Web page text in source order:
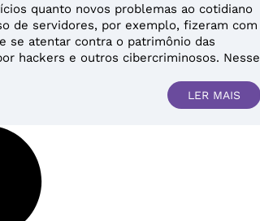
quanto novos problemas ao cotidiano
de servidores, por exemplo, fizeram com
se atentar contra o patrimônio das
hackers e outros cibercriminosos. Nesse
LER MAIS